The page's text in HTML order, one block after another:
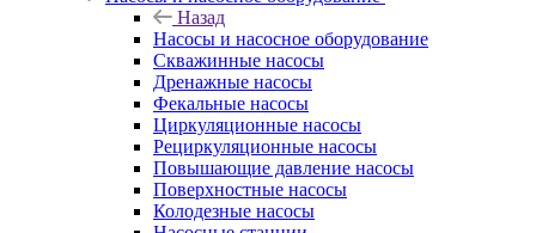
Назад
Насосы и насосное оборудование
Скважинные насосы
Дренажные насосы
Фекальные насосы
Циркуляционные насосы
Рециркуляционные насосы
Повышающие давление насосы
Поверхностные насосы
Колодезные насосы